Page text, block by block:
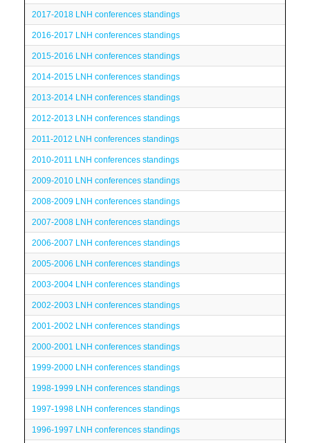
2017-2018 LNH conferences standings
2016-2017 LNH conferences standings
2015-2016 LNH conferences standings
2014-2015 LNH conferences standings
2013-2014 LNH conferences standings
2012-2013 LNH conferences standings
2011-2012 LNH conferences standings
2010-2011 LNH conferences standings
2009-2010 LNH conferences standings
2008-2009 LNH conferences standings
2007-2008 LNH conferences standings
2006-2007 LNH conferences standings
2005-2006 LNH conferences standings
2003-2004 LNH conferences standings
2002-2003 LNH conferences standings
2001-2002 LNH conferences standings
2000-2001 LNH conferences standings
1999-2000 LNH conferences standings
1998-1999 LNH conferences standings
1997-1998 LNH conferences standings
1996-1997 LNH conferences standings